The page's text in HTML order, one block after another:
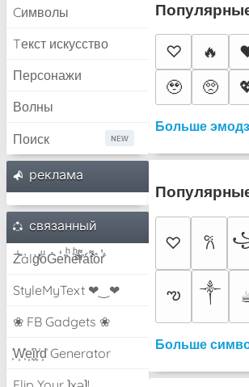
Cимволы
Tекст искусство
Персонажи
Волны
Поиск
pеклама
связанный
Z̾̽ảlg̀͐ͭ̽oͧG̀e̒̃nͪȅͪͫ̏̐r͌̑á͑t͌̑͛o̊r̓̐
StyleMyText ❤‿❤
❀ FB Gadgets ❀
͕͗W͕͕͗͗e͕͕͗͗i͕͕͗͗r͕͗d͕͗ Generator
♡ 🔥
🥹
🥺
Больше
♡ 𐙚
ఌ ༒︎
Больше